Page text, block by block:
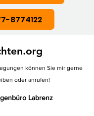
8774122
können Sie mir gerne
oder anrufen!
Labrenz